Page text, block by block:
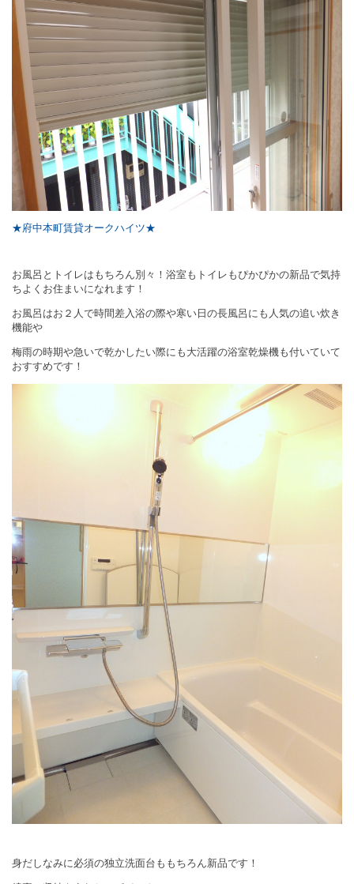
★府中本町賃貸オークハイツ★
お風呂とトイレはもちろん別々！浴室もトイレもぴかぴかの新品で気持
ちよくお住まいになれます！
お風呂はお２人で時間差入浴の際や寒い日の長風呂にも人気の追い炊き
機能や
梅雨の時期や急いで乾かしたい際にも大活躍の浴室乾燥機も付いていて
おすすめです！
身だしなみに必須の独立洗面台ももちろん新品です！